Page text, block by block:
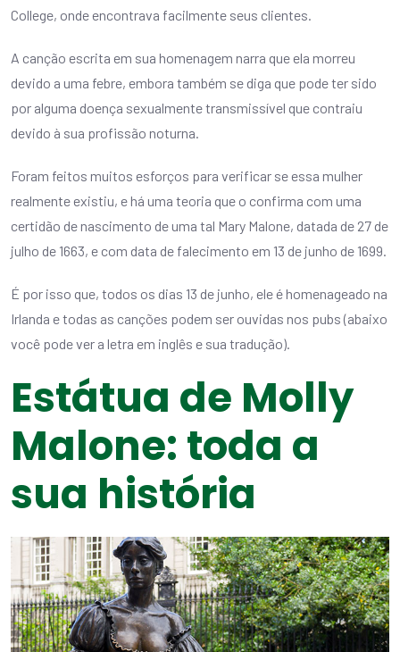
College, onde encontrava facilmente seus clientes.
A canção escrita em sua homenagem narra que ela morreu
devido a uma febre, embora também se diga que pode ter sido
por alguma doença sexualmente transmissível que contraiu
devido à sua profissão noturna.
Foram feitos muitos esforços para verificar se essa mulher
realmente existiu, e há uma teoria que o confirma com uma
certidão de nascimento de uma tal Mary Malone, datada de 27 de
julho de 1663, e com data de falecimento em 13 de junho de 1699.
É por isso que, todos os dias 13 de junho, ele é homenageado na
Irlanda e todas as canções podem ser ouvidas nos pubs (abaixo
você pode ver a letra em inglês e sua tradução).
Estátua de Molly
Malone: toda a
sua história